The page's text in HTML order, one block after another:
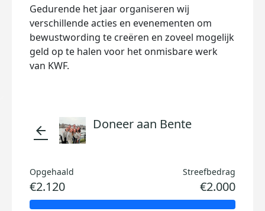
Gedurende het jaar organiseren wij
verschillende acties en evenementen om
bewustwording te creëren en zoveel mogelijk
geld op te halen voor het onmisbare werk
van KWF.
arrow_back Doneer aan Bente
Opgehaald
€2.120
Streefbedrag
€2.000